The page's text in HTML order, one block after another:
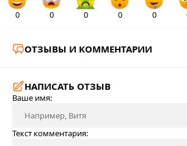
0 0 0 0 0
ОТЗЫВЫ И КОММЕНТАРИИ
НАПИСАТЬ ОТЗЫВ
Ваше имя:
Текст комментария: